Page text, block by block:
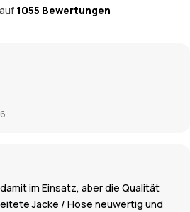
1055 Bewertungen
im Einsatz, aber die Qualität
Jacke / Hose neuwertig und